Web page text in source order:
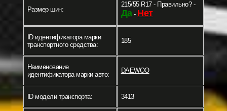
Размер шин:
215/55 R17 - Правильно? -
Да- Нет
ID идентификатора марки
транспортного средства:
185
Наименование
идентификатора марки авто:
DAEWOO
ID модели транспорта: 3413